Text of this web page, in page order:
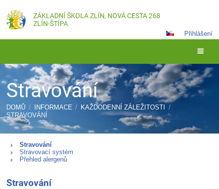
ZÁKLADNÍ ŠKOLA ZLÍN, NOVÁ CESTA 268
ZLÍN-ŠTÍPA
Přihlášení
Stravování
DOMŮ / INFORMACE / KAŽDODENNÍ ZÁLEŽITOSTI
/
STRAVOVÁNÍ
Stravování
Stravování
Stravovací systém
Přehled alergenů
Stravování